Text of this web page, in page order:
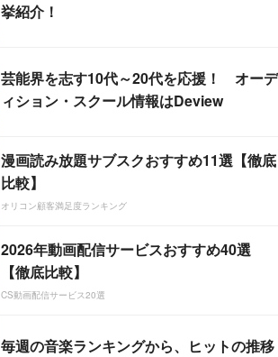
挙紹介！
芸能界を志す10代～20代を応援！ オーデ
ィション・スクール情報はDeview
漫画読み放題サブスクおすすめ11選【徹底
比較】
オリコン顧客満足度ランキング
2026年動画配信サービスおすすめ40選
【徹底比較】
CS動画配信サービス20選
毎週の音楽ランキングから、ヒットの推移